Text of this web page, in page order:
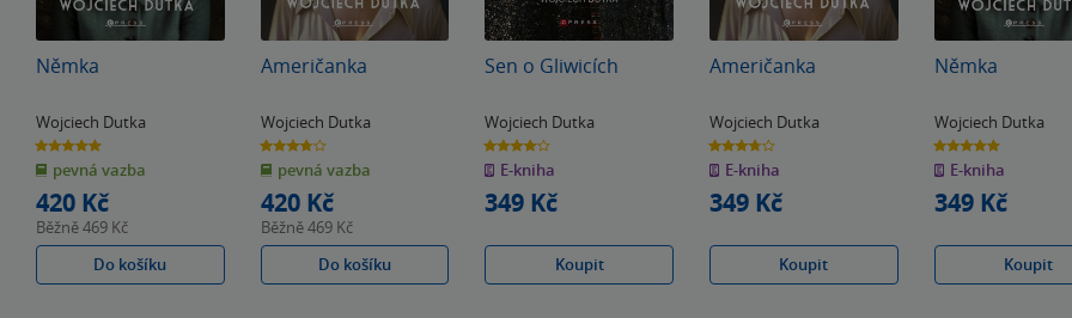
Němka
Wojciech Dutka
5.0
z
5
hvězdiček
pevná vazba
420 Kč
Běžně469 Kč
Do košíku
Američanka
Wojciech Dutka
3.8
z
5
hvězdiček
pevná vazba
420 Kč
Běžně469 Kč
Do košíku
Sen o Gliwicích
Wojciech Dutka
4.0
z
5
hvězdiček
E-kniha
349 Kč
Koupit
Američanka
Wojciech Dutka
3.8
z
5
hvězdiček
E-kniha
349 Kč
Koupit
Němka
Wojciech Dutka
5.0
z
5
hvězdiček
E-kniha
349 Kč
Koupit